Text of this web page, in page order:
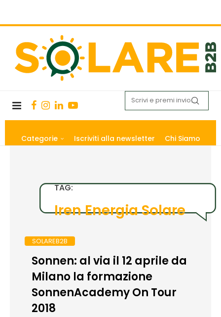
Categorie Iscriviti alla newsletter Chi Siamo
TAG:
Iren Energia Solare
SOLAREB2B
Sonnen: al via il 12 aprile da
Milano la formazione
SonnenAcademy On Tour
2018